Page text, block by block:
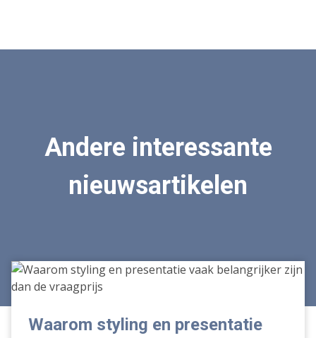
Andere interessante
nieuwsartikelen
Waarom
styling
en
presentatie
Waarom styling en presentatie